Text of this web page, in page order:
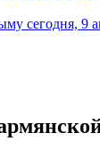
сегодня, 9